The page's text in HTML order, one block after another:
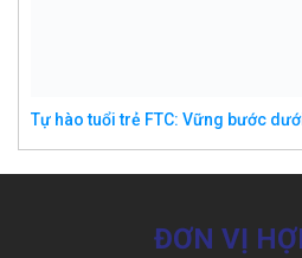
Tự hào tuổi trẻ FTC: Vững bước
ĐƠN VỊ